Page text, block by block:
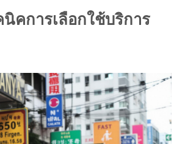
คการเลือกใช้บริการ